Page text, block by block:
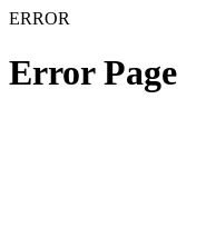
ERROR
Error Page